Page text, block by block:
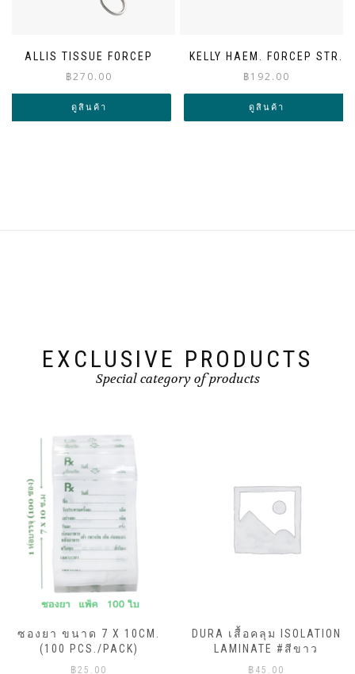
ALLIS TISSUE FORCEP
฿270.00
ดูสินค้า
KELLY HAEM. FORCEP STR.
฿192.00
ดูสินค้า
EXCLUSIVE PRODUCTS
Special category of products
ซองยา ขนาด 7 X 10CM.
(100 PCS./PACK)
฿25.00
DURA เสื้อคลุม ISOLATION
LAMINATE #สีขาว
฿ 45.00